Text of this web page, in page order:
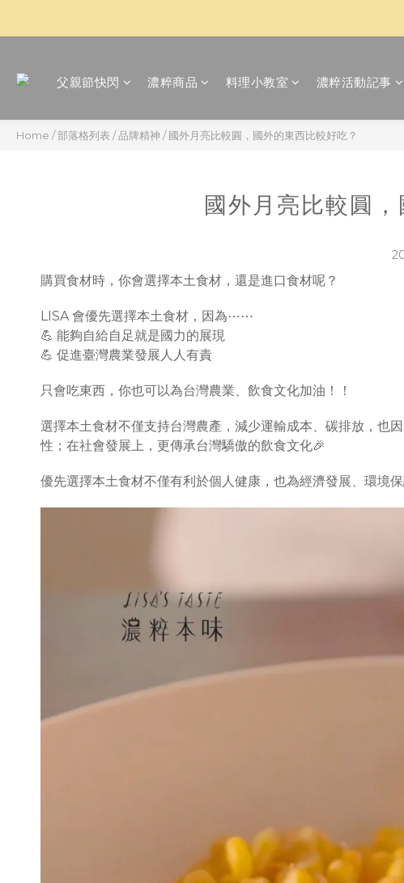
父親節快閃 濃粹商品 料理小教室 濃粹活動記事
Home /部落格列表 /品牌精神 /國外月亮比較圓，國外的東西比較好吃？
國外月亮比較圓
購買食材時，你會選擇本土食材，還是進口食材呢？
LISA 會優先選擇本土食材，因為⋯⋯
💪 能夠自給自足就是國力的展現
💪 促進臺灣農業發展人人有責
只會吃東西，你也可以為台灣農業、飲食文化加油！！
選擇本土食材不僅支持台灣農產，減少運輸成本、碳排放，也
性；在社會發展上，更傳承台灣驕傲的飲食文化🎉
優先選擇本土食材不僅有利於個人健康，也為經濟發展、環境